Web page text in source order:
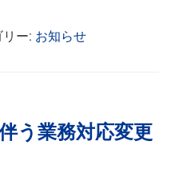
ー: お知らせ
う業務対応変更